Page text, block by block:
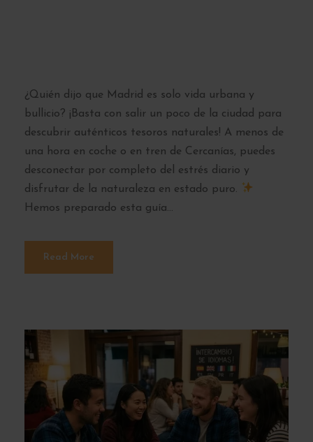
¿Quién dijo que Madrid es solo vida urbana y
bullicio? ¡Basta con salir un poco de la ciudad para
descubrir auténticos tesoros naturales! A menos de
una hora en coche o en tren de Cercanías, puedes
desconectar por completo del estrés diario y
disfrutar de la naturaleza en estado puro.
Hemos preparado esta guía...
Read More